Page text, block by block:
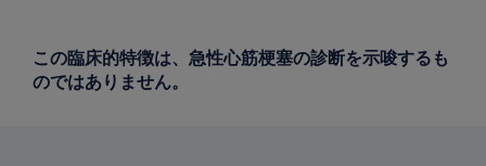
この臨床的特徴は、急性心筋梗塞の診断を示唆するも
のではありません。